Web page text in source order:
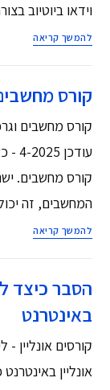
וידאו ביוטיוב
להמשך קריאה
קורס
קורס מחשבים.
המחשבים, זה
להמשך קריאה
הסבר כיצד
באינטרנט
אונליין